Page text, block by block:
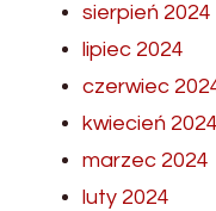
sierpień 2024
lipiec 2024
czerwiec
kwiecień 2024
marzec 2024
luty 2024